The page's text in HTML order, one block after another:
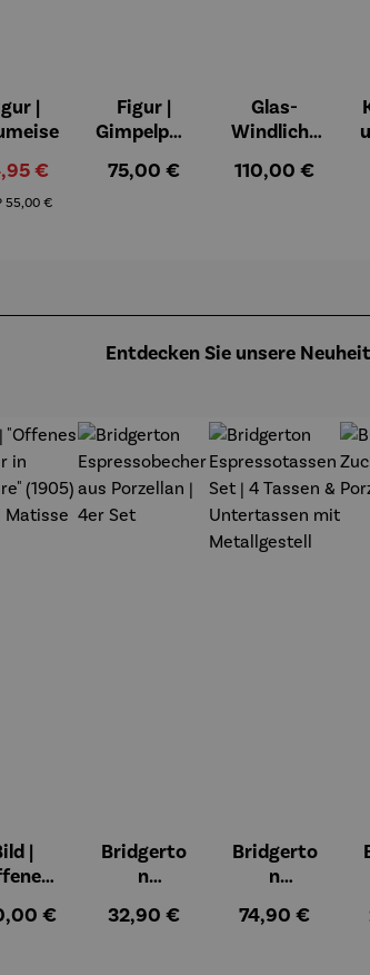
5 Sternen
|
€
Regulärer Preis:
55,00 €
Figur |
Gimpelpaa
Regulärer Preis:
75,00 €
Glas-
Windlicht
Künstlerm
Regulärer Preis:
110,00 €
Entdecken Sie unsere
|
Preis:
€
Bridgerto
n
echer aus
Regulärer Preis:
32,90 €
Bridgerto
n
assen Set |
Regulärer
74,90 €